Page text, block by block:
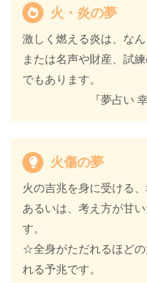
火・炎の夢
激しく燃える炎は、な
または名声や財産、試
でもあります。
『夢占い
火傷の夢
火の吉兆を身に受ける、
あるいは、考え方が甘
す。
☆全身がただれるほどの
れる予兆です。